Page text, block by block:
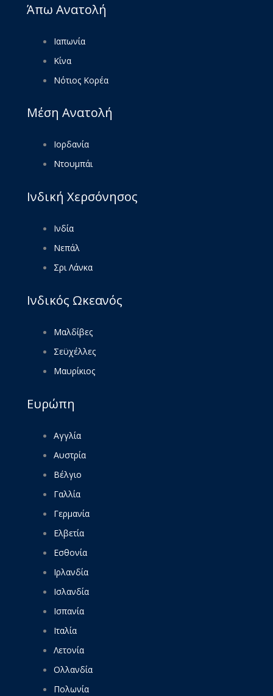
Άπω Ανατολή
Ιαπωνία
Κίνα
Νότιος Κορέα
Μέση Ανατολή
Ιορδανία
Ντουμπάι
Ινδική Χερσόνησος
Ινδία
Νεπάλ
Σρι Λάνκα
Ινδικός Ωκεανός
Μαλδίβες
Σεϋχέλλες
Μαυρίκιος
Ευρώπη
Αγγλία
Αυστρία
Βέλγιο
Γαλλία
Γερμανία
Ελβετία
Εσθονία
Ιρλανδία
Ισλανδία
Ισπανία
Ιταλία
Λετονία
Ολλανδία
Πολωνία